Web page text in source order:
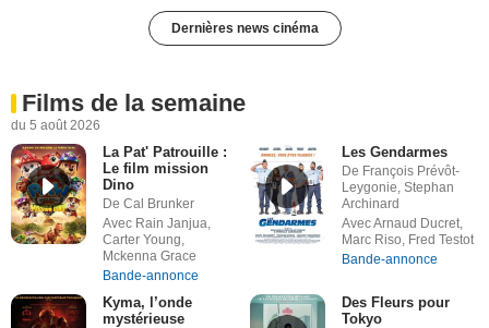
Dernières news cinéma
Films de la semaine
du 5 août 2026
La Pat' Patrouille :
Le film mission
Dino
De Cal Brunker
Avec Rain Janjua,
Carter Young,
Mckenna Grace
Bande-annonce
Les Gendarmes
De François Prévôt-
Leygonie, Stephan
Archinard
Avec Arnaud Ducret,
Marc Riso, Fred Testot
Bande-annonce
Kyma, l’onde
mystérieuse
Des Fleurs pour
Tokyo